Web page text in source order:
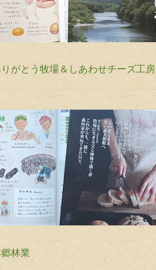
がとう牧場＆しあわせチーズ工房
林業